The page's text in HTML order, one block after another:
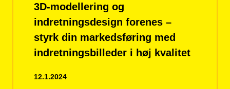
3D-modellering og
indretningsdesign forenes –
styrk din markedsføring med
indretningsbilleder i høj kvalitet
12.1.2024